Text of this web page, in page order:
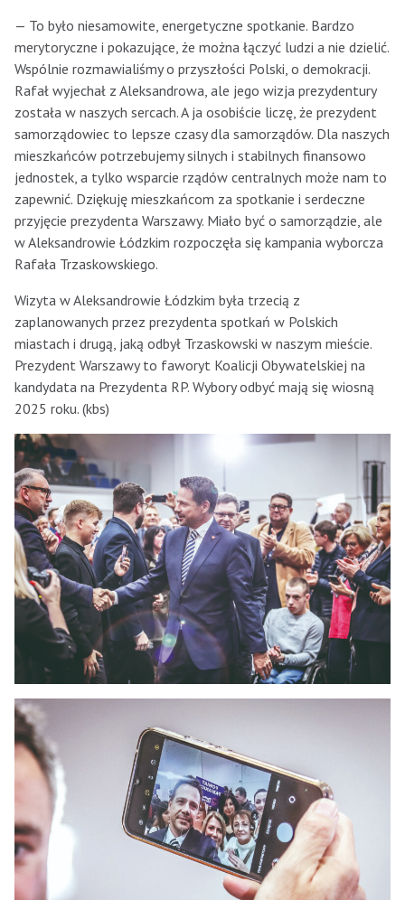
— To było niesamowite, energetyczne spotkanie. Bardzo
merytoryczne i pokazujące, że można łączyć ludzi a nie dzielić.
Wspólnie rozmawialiśmy o przyszłości Polski, o demokracji.
Rafał wyjechał z Aleksandrowa, ale jego wizja prezydentury
została w naszych sercach. A ja osobiście liczę, że prezydent
samorządowiec to lepsze czasy dla samorządów. Dla naszych
mieszkańców potrzebujemy silnych i stabilnych finansowo
jednostek, a tylko wsparcie rządów centralnych może nam to
zapewnić. Dziękuję mieszkańcom za spotkanie i serdeczne
przyjęcie prezydenta Warszawy. Miało być o samorządzie, ale
w Aleksandrowie Łódzkim rozpoczęła się kampania wyborcza
Rafała Trzaskowskiego.
Wizyta w Aleksandrowie Łódzkim była trzecią z
zaplanowanych przez prezydenta spotkań w Polskich
miastach i drugą, jaką odbył Trzaskowski w naszym mieście.
Prezydent Warszawy to faworyt Koalicji Obywatelskiej na
kandydata na Prezydenta RP. Wybory odbyć mają się wiosną
2025 roku. (kbs)